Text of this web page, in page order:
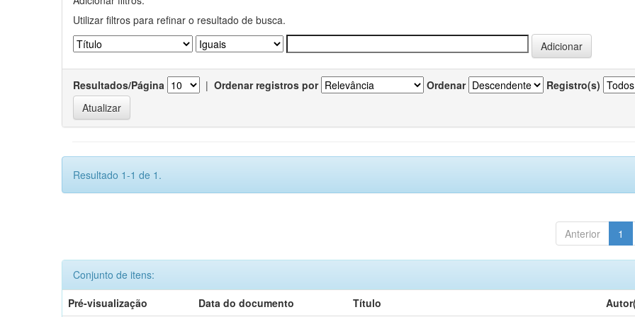
Utilizar filtros para refinar o resultado de busca.
Resultados/Página | Ordenar registros por Ordenar Registro(s)
Resultado 1-1 de 1.
Anterior 1
Conjunto de itens:
Pré-visualização
Data do documento Título